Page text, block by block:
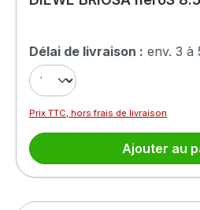
Délai de livraison : env. 3 à
Prix TTC, hors frais de livraison
Ajouter au